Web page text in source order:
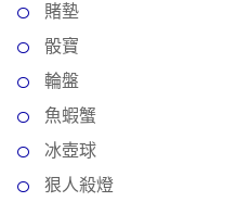
賭墊
骰寶
輪盤
魚蝦蟹
冰壺球
狠人殺燈